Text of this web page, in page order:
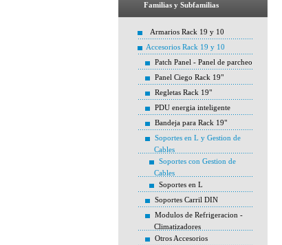
Familias y Subfamilias
Armarios Rack 19 y 10
Accesorios Rack 19 y 10
Patch Panel - Panel de parcheo
Panel Ciego Rack 19"
Regletas Rack 19"
PDU energia inteligente
Bandeja para Rack 19"
Soportes en L y Gestion de
Cables
Soportes con Gestion de
Cables
Soportes en L
Soportes Carril DIN
Modulos de Refrigeracion -
Climatizadores
Otros Accesorios